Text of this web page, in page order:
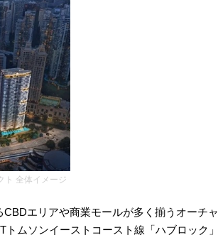
ト 全体イメージ
エリアや商業モールが多く揃うオーチャ
ムソンイーストコースト線「ハブロック」